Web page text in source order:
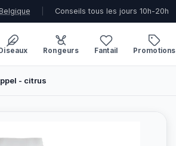
Conseils tous les jours 10h-20h
Rongeurs Fantail Promotions
- citrus